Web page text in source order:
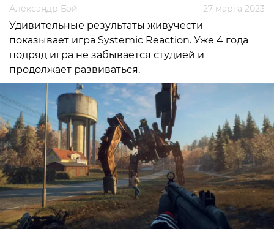
Александр Бэй 27 марта 2023
Удивительные результаты живучести
показывает игра Systemic Reaction. Уже 4 года
подряд игра не забывается студией и
продолжает развиваться.